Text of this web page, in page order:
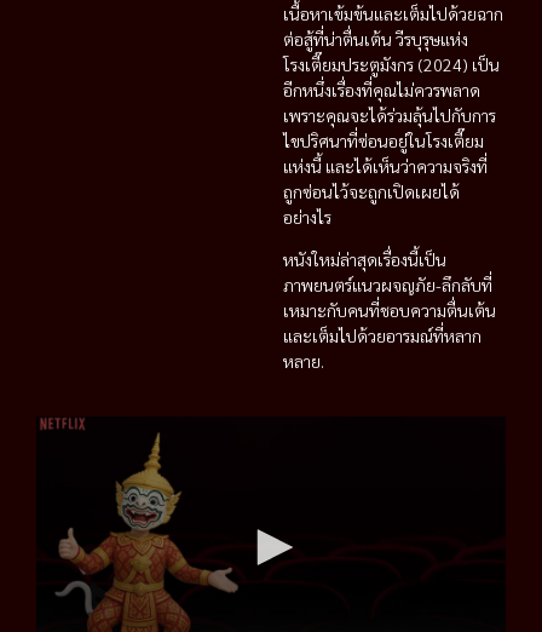
เนื้อหาเข้มข้นและเต็มไปด้วยฉาก
ต่อสู้ที่น่าตื่นเต้น วีรบุรุษแห่ง
โรงเตี๊ยมประตูมังกร (2024) เป็น
อีกหนึ่งเรื่องที่คุณไม่ควรพลาด
เพราะคุณจะได้ร่วมลุ้นไปกับการ
ไขปริศนาที่ซ่อนอยู่ในโรงเตี๊ยม
แห่งนี้ และได้เห็นว่าความจริงที่
ถูกซ่อนไว้จะถูกเปิดเผยได้
อย่างไร
หนังใหม่ล่าสุดเรื่องนี้เป็น
ภาพยนตร์แนวผจญภัย-ลึกลับที่
เหมาะกับคนที่ชอบความตื่นเต้น
และเต็มไปด้วยอารมณ์ที่หลาก
หลาย.